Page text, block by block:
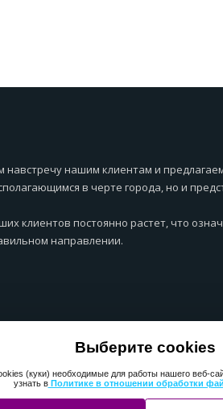
Выберите cookies
(куки) необходимые для работы нашего веб-
узнать вПолитике в отношении обработки
навстречу нашим клиентам и
в черте города, но и
клиентов постоянно растет, что
направлении.